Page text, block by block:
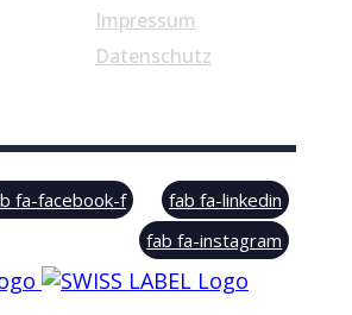
Impressum
Datenschutz
All rights reserved
fa-facebook-f
fab fa-linkedin
fab fa-instagram